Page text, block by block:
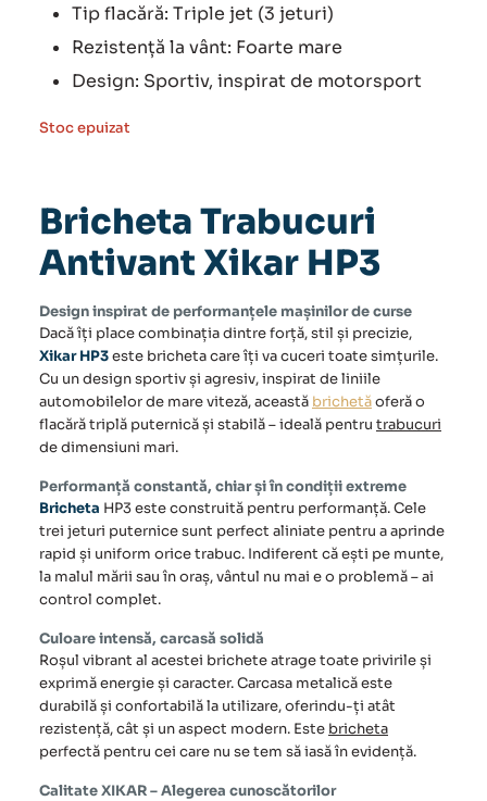
Tip flacără: Triple jet (3 jeturi)
Rezistență la vânt: Foarte mare
Design: Sportiv, inspirat de motorsport
Stoc epuizat
Bricheta Trabucuri
Antivant Xikar HP3
Design inspirat de performanțele mașinilor de curse
Dacă îți place combinația dintre forță, stil și precizie,
Xikar HP3este bricheta care îți va cuceri toate simțurile.
Cu un design sportiv și agresiv, inspirat de liniile
automobilelor de mare viteză, această brichetăoferă o
flacără triplă puternică și stabilă – ideală pentru trabucuri
de dimensiuni mari.
Performanță constantă, chiar și în condiții extreme
Bricheta HP3 este construită pentru performanță. Cele
trei jeturi puternice sunt perfect aliniate pentru a aprinde
rapid și uniform orice trabuc. Indiferent că ești pe munte,
la malul mării sau în oraș, vântul nu mai e o problemă – ai
control complet.
Culoare intensă, carcasă solidă
Roșul vibrant al acestei bricheteatrage toate privirile și
exprimă energie și caracter. Carcasa metalică este
durabilă și confortabilă la utilizare, oferindu-ți atât
rezistență, cât și un aspect modern. Este bricheta
perfectă pentru cei care nu se tem să iasă în evidență.
Calitate XIKAR – Alegerea cunoscătorilor